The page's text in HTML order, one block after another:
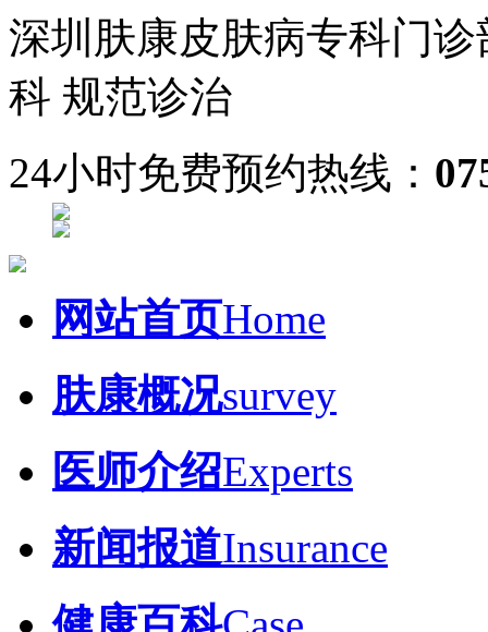
深圳肤康皮肤病专科门诊
科 规范诊治
24小时免费预约热线：
网站首页Home
肤康概况survey
医师介绍Experts
新闻报道Insurance